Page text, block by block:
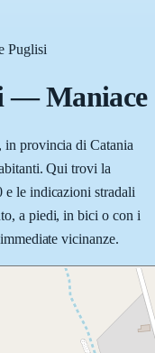
Puglisi
—Maniace
in provincia di Catania
Qui trovi la
e le indicazioni stradali
a piedi, in bici o con i
vicinanze.